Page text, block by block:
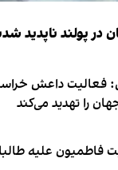
در پولند ناپدید
فعالیت داعش
را تهدید می‌کند
فاطمیون علیه